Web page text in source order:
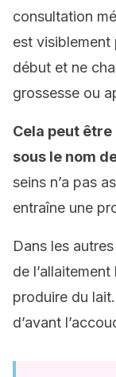
consultation
est visiblement
début et ne
grossesse ou
Cela peut
sous le nom
seins n’a pas
entraîne une
Dans les
de
produire du
d’avant